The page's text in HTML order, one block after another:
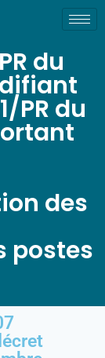
du
PR du
des
postes